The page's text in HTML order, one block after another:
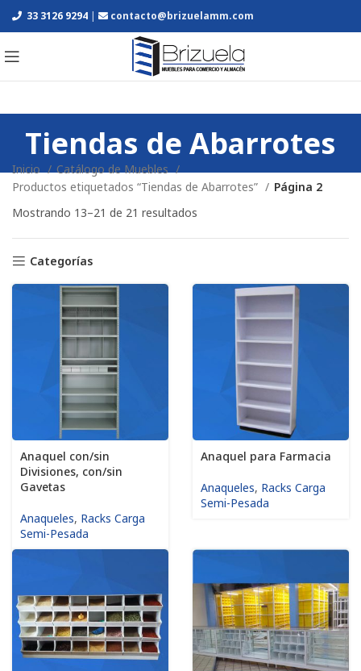
33 3126 9294 | contacto@brizuelamm.com
Tiendas de Abarrotes
Inicio
Catálogo de Muebles
Productos etiquetados “Tiendas de Abarrotes”
Página 2
Mostrando 13–21 de 21 resultados
Categorías
Anaquel con/sin
Divisiones, con/sin
Gavetas
Anaqueles, Racks Carga
Semi-Pesada
Anaquel para Farmacia
Anaqueles, Racks Carga
Semi-Pesada